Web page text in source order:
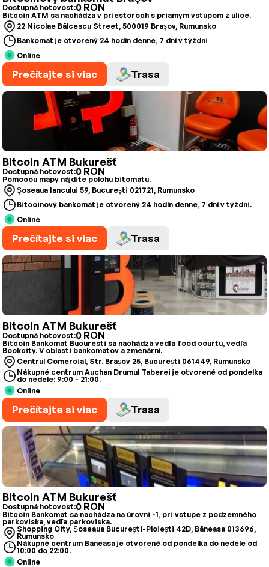
Dostupná hotovosť:0 RON
Bitcoin ATM sa nachádza v priestoroch s priamym vstupom z ulice.
22 Nicolae Bălcescu Street, 500019 Brașov, Rumunsko
Bankomat je otvorený 24 hodín denne, 7 dní v týždni
Online
Prečítajte si viac Trasa
Bitcoin ATM Bukurešť
Dostupná hotovosť:0 RON
Pomocou mapy nájdite polohu bitomatu.
Șoseaua Iancului 59, București 021721, Rumunsko
Bitcoinový bankomat je otvorený 24 hodín denne, 7 dní v týždni.
Online
Prečítajte si viac Trasa
Bitcoin ATM Bukurešť
Dostupná hotovosť:0 RON
Bitcoin Bankomat Bucuresti sa nachádza vedľa food courtu, vedľa
Bookcity. V oblasti bankomatov a zmenární.
Centrul Comercial, Str. Brașov 25, București 061449, Rumunsko
Nákupné centrum Auchan Drumul Taberei je otvorené od pondelka
do nedele: 9:00 - 21:00.
Online
Prečítajte si viac Trasa
Bitcoin ATM Bukurešť
Dostupná hotovosť:0 RON
Bitcoin Bankomat sa nachádza na úrovni -1, pri vstupe z podzemného
parkoviska, vedľa parkoviska.
Shopping City, Șoseaua București-Ploiești 42D, Băneasa 013696,
Rumunsko
Nákupné centrum Băneasa je otvorené od pondelka do nedele od
10:00 do 22:00.
Online